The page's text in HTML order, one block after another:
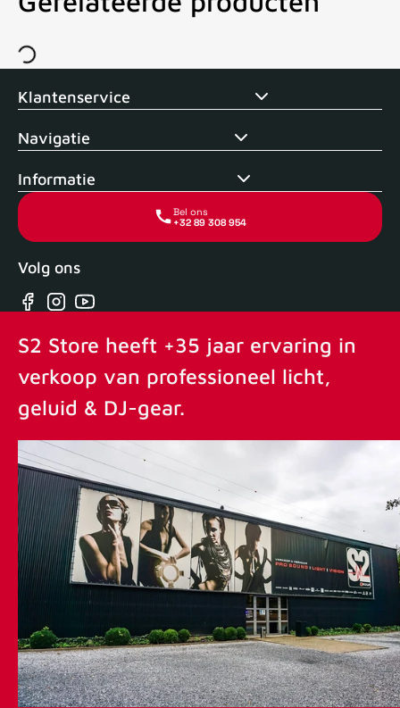
Voor 15uur besteld, zelfde dag verstuurd Echte winkel +35
Klantenservice
Navigatie
Informatie
Bel ons
+32 89 308 954
Volg ons
Facebook
Instagram
YouTube
S2 Store heeft +35 jaar ervaring in
verkoop van professioneel licht,
geluid & DJ-gear.